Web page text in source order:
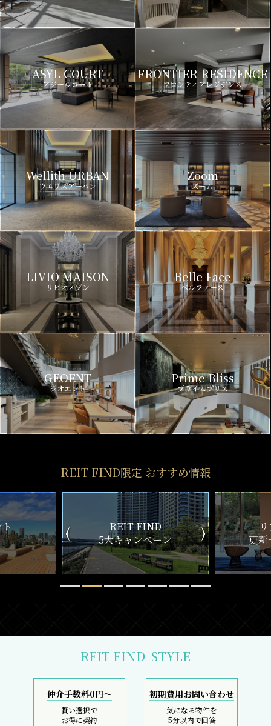
ASYL COURT
アジールコート
FRONTIER RESIDENCE
フロンティアレジデンス
Wellith URBAN
ウエリスアーバン
Zoom
ズーム
LIVIO MAISON
リビオメゾン
Belle Face
ベルファース
GEOENT
ジオエント
Prime Bliss
プライムブリス
REIT FIND限定 おすすめ情報
ーン
リアルタイム
更新一覧チェック
新
REIT FIND STYLE
仲介手数料0円～
賢い選択で
お得に契約
初期費用お問い合わせ
気になる物件を
5分以内で回答